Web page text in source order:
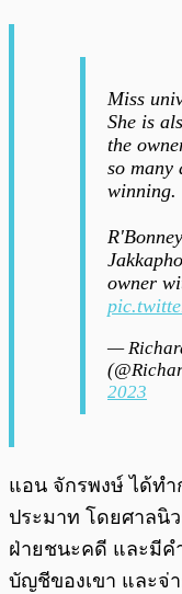
Miss
She is
the
so many
winning.
owner
—
2023
แอน จักรพงษ์ ได้ทำ
ประมาท โดยศาลนิ
ฝ่ายชนะคดี และมีค
บัญชีของเขา และจ่